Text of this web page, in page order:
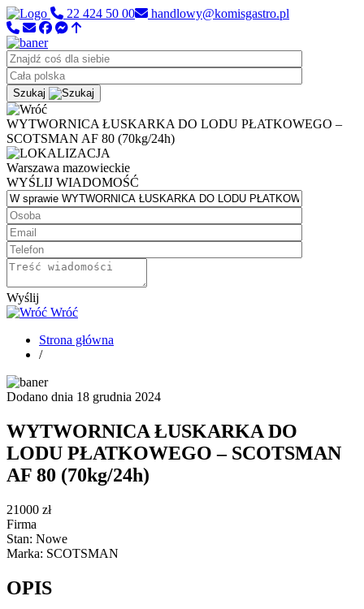
22 424 50 00 handlowy@komisgastro.pl
Szukaj
WYTWORNICA ŁUSKARKA DO LODU PŁATKOWEGO –
SCOTSMAN AF 80 (70kg/24h)
Warszawa mazowieckie
WYŚLIJ WIADOMOŚĆ
Wyślij
Wróć
Strona główna
/
Dodano dnia 18 grudnia 2024
WYTWORNICA ŁUSKARKA DO
LODU PŁATKOWEGO – SCOTSMAN
AF 80 (70kg/24h)
21000 zł
Firma
Stan: Nowe
Marka: SCOTSMAN
OPIS